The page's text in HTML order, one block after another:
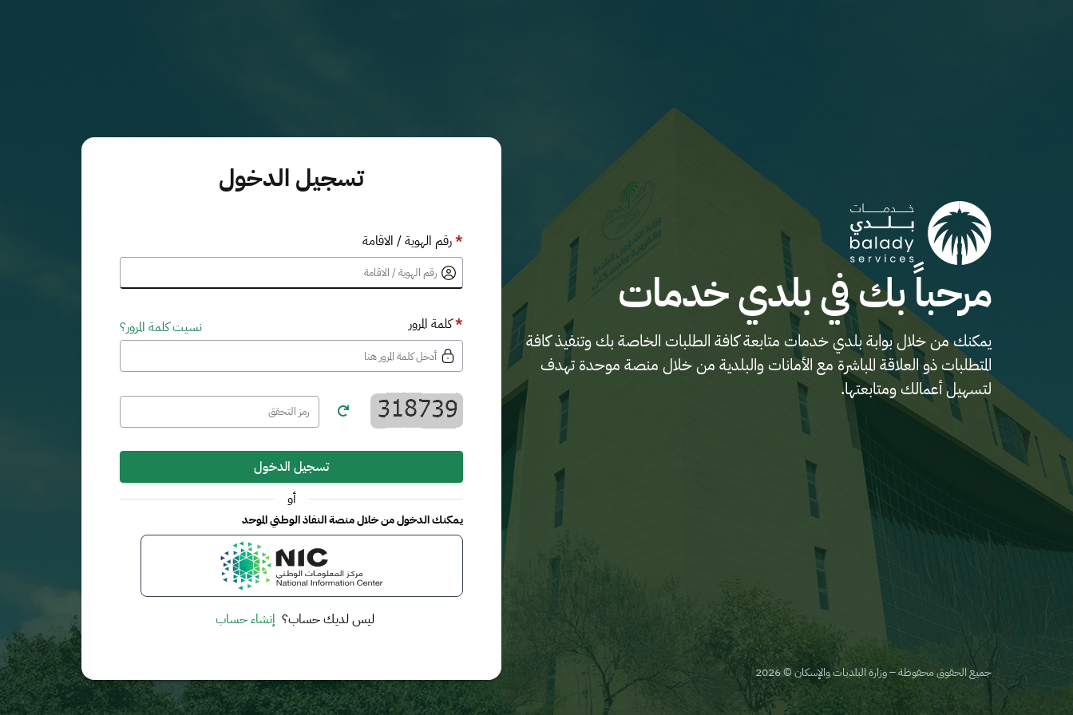
مرحباً بك في بلدي خدمات
يمكنك من خلال بوابة بلدي خدمات متابعة كافة الطلبات الخاصة بك وتنفيذ كافة
المتطلبات ذو العلاقة المباشرة مع الأمانات والبلدية من خلال منصة موحدة تهدف
لتسهيل أعمالك ومتابعتها.
جميع الحقوق محفوظة – وزارة البلديات والإسكان © 2026
تسجيل الدخول
*رقم الهوية / الاقامة
*كلمة المرور نسيت كلمة المرور؟
تسجيل الدخول
أو
يمكنك الدخول من خلال منصة النفاذ الوطني الموحد
ليس لديك حساب؟ إنشاء حساب